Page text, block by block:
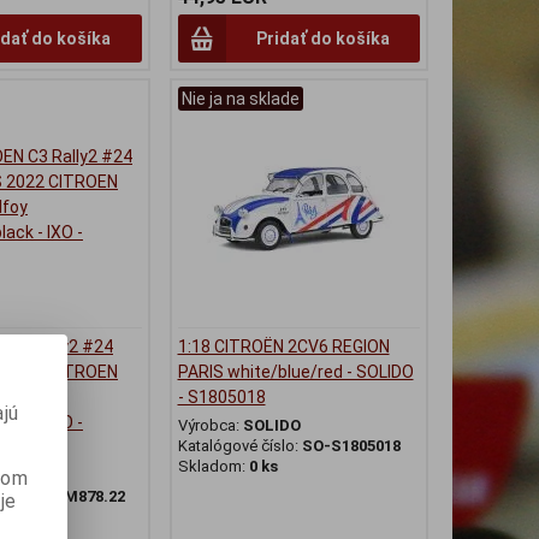
do košíka Pridať do košíka
C3 Rally2 #24
2022 CITROEN
- IXO -
IX-RAM878.22
Nie ja na sklade
1:18 CITROËN 2CV6 REGION
PARIS white/blue/red - SOLIDO
- S1805018
Výrobca: SOLIDO
Katalógové číslo: SO-S1805018
Skladom: 0 ks